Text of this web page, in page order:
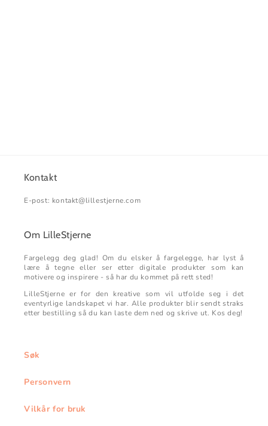
Kontakt
E-post: kontakt@lillestjerne.com
Om LilleStjerne
Fargelegg deg glad! Om du elsker å fargelegge, har lyst å
lære å tegne eller ser etter digitale produkter som kan
motivere og inspirere - så har du kommet på rett sted!
LilleStjerne er for den kreative som vil utfolde seg i det
eventyrlige landskapet vi har. Alle produkter blir sendt straks
etter bestilling så du kan laste dem ned og skrive ut. Kos deg!
Søk
Personvern
Vilkår for bruk